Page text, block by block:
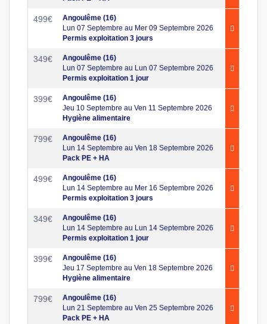
499€
Angoulême (16)
Lun 07 Septembre au Mer 09 Septembre 2026
Permis exploitation 3 jours
349€
Angoulême (16)
Lun 07 Septembre au Lun 07 Septembre 2026
Permis exploitation 1 jour
399€
Angoulême (16)
Jeu 10 Septembre au Ven 11 Septembre 2026
Hygiène alimentaire
799€
Angoulême (16)
Lun 14 Septembre au Ven 18 Septembre 2026
Pack PE + HA
499€
Angoulême (16)
Lun 14 Septembre au Mer 16 Septembre 2026
Permis exploitation 3 jours
349€
Angoulême (16)
Lun 14 Septembre au Lun 14 Septembre 2026
Permis exploitation 1 jour
399€
Angoulême (16)
Jeu 17 Septembre au Ven 18 Septembre 2026
Hygiène alimentaire
799€
Angoulême (16)
Lun 21 Septembre au Ven 25 Septembre 2026
Pack PE + HA